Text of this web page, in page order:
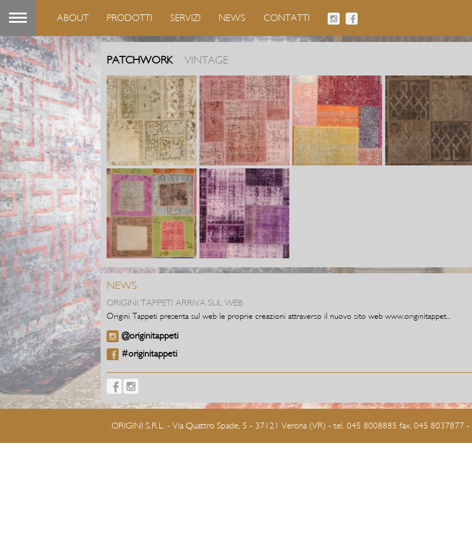
ABOUT PRODOTTI SERVIZI NEWS CONTATTI
PATCHWORK VINTAGE
NEWS
ORIGINI TAPPETI ARRIVA SUL WEB
Origini Tappeti presenta sul web le proprie creazioni attraverso il nuovo sito web www.originitappet...
@originitappeti
#originitappeti
ORIGINI S.R.L. - Via Quattro Spade, 5 - 37121 Verona (VR) - tel. 045 8008885 fax. 045 8037877 -